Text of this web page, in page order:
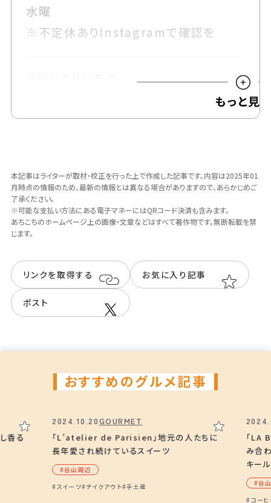
水曜
※不定休ありInstagramで確認を
現金・クレジットカード・電子マネー
Instagram
@rockpoint_coffee
本記事はライターが取材・校正を行った上で作成した記事です。内容は2025年01
月時点の情報のため、最新の情報とは異なる場合がありますので、あらかじめご
了承ください。
※可能な支払い方法にある電子マネーにはQRコード決済も含みます。
あちこちのホームページ上の画像・⽂章などはすべて著作物です。無断転載を禁
じます。
リンクを取得する お気に入り記事
ポスト
おすすめのグルメ記事
香る
「L’atelier de Parisien」地元の人たちに
長年愛され続けているスイーツ
2024.10.20GOURMET
#⾕⼭周辺
#スイーツ#テイクアウト#手土産
「LA
み合
キー
#⾕
#コー